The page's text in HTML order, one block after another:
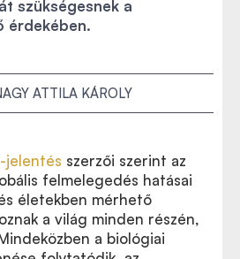
szükségesnek a
érdekében.
ATTILA KÁROLY
jelentés szerzői szerint az
felmelegedés hatásai
életekben mérhető
a világ minden részén,
a biológiai